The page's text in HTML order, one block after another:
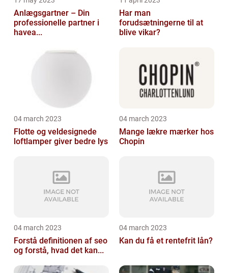
Anlægsgartner – Din
professionelle partner i
havea...
Har man
forudsætningerne til at
blive vikar?
04 march 2023
Flotte og veldesignede
loftlamper giver bedre lys
04 march 2023
Mange lækre mærker hos
Chopin
04 march 2023
Forstå definitionen af seo
og forstå, hvad det kan...
04 march 2023
Kan du få et rentefrit lån?